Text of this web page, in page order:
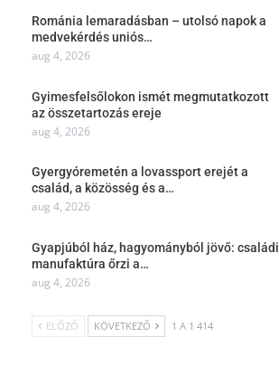
Románia lemaradásban – utolsó napok a
medvekérdés uniós…
aug 4, 2026
Gyimesfelsőlokon ismét megmutatkozott
az összetartozás ereje
aug 4, 2026
Gyergyóremetén a lovassport erejét a
család, a közösség és a…
aug 4, 2026
Gyapjúból ház, hagyományból jövő: családi
manufaktúra őrzi a…
aug 4, 2026
ELŐZŐ KÖVETKEZŐ 1 A 1 414